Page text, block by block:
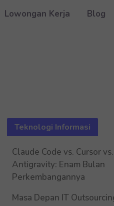
Lowongan Kerja Blog
Teknologi Informasi
Claude Code vs. Cursor
Antigravity: Enam Bulan
Perkembangannya
Masa Depan IT